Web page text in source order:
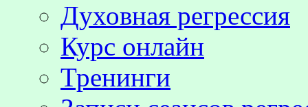
Духовная регрессия
Курс онлайн
Тренинги